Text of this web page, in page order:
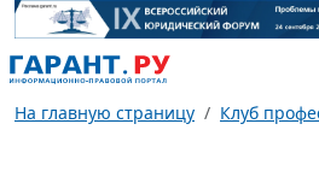
На главную страницу Клуб